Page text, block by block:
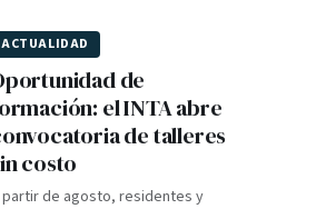
ACTUALIDAD
de
el INTA abre
de talleres
costo
partir de agosto, residentes y